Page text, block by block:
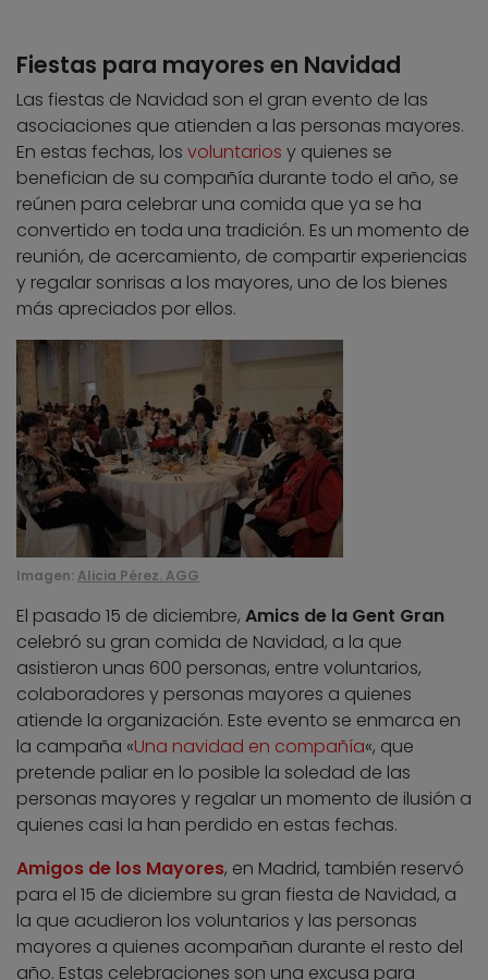
Fiestas para mayores en Navidad
Las fiestas de Navidad son el gran evento de las
asociaciones que atienden a las personas mayores.
En estas fechas, los voluntarios y quienes se
benefician de su compañía durante todo el año, se
reúnen para celebrar una comida que ya se ha
convertido en toda una tradición. Es un momento de
reunión, de acercamiento, de compartir experiencias
y regalar sonrisas a los mayores, uno de los bienes
más apreciados por ellos.
Imagen: Alicia Pérez. AGG
El pasado 15 de diciembre, Amics de la Gent Gran
celebró su gran comida de Navidad, a la que
asistieron unas 600 personas, entre voluntarios,
colaboradores y personas mayores a quienes
atiende la organización. Este evento se enmarca en
la campaña «Una navidad en compañía«, que
pretende paliar en lo posible la soledad de las
personas mayores y regalar un momento de ilusión a
quienes casi la han perdido en estas fechas.
Amigos de los Mayores, en Madrid, también reservó
para el 15 de diciembre su gran fiesta de Navidad, a
la que acudieron los voluntarios y las personas
mayores a quienes acompañan durante el resto del
año. Estas celebraciones son una excusa para